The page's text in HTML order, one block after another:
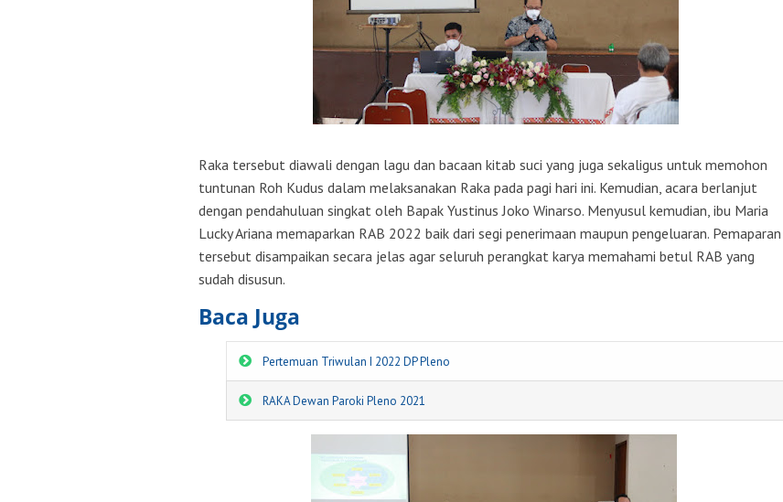
Raka tersebut diawali dengan lagu dan bacaan kitab suci yang juga sekaligus untuk memohon
tuntunan Roh Kudus dalam melaksanakan Raka pada pagi hari ini. Kemudian, acara berlanjut
dengan pendahuluan singkat oleh Bapak Yustinus Joko Winarso. Menyusul kemudian, ibu Maria
Lucky Ariana memaparkan RAB 2022 baik dari segi penerimaan maupun pengeluaran. Pemaparan
tersebut disampaikan secara jelas agar seluruh perangkat karya memahami betul RAB yang
sudah disusun.
Baca Juga
Pertemuan Triwulan I 2022 DP Pleno
RAKA Dewan Paroki Pleno 2021